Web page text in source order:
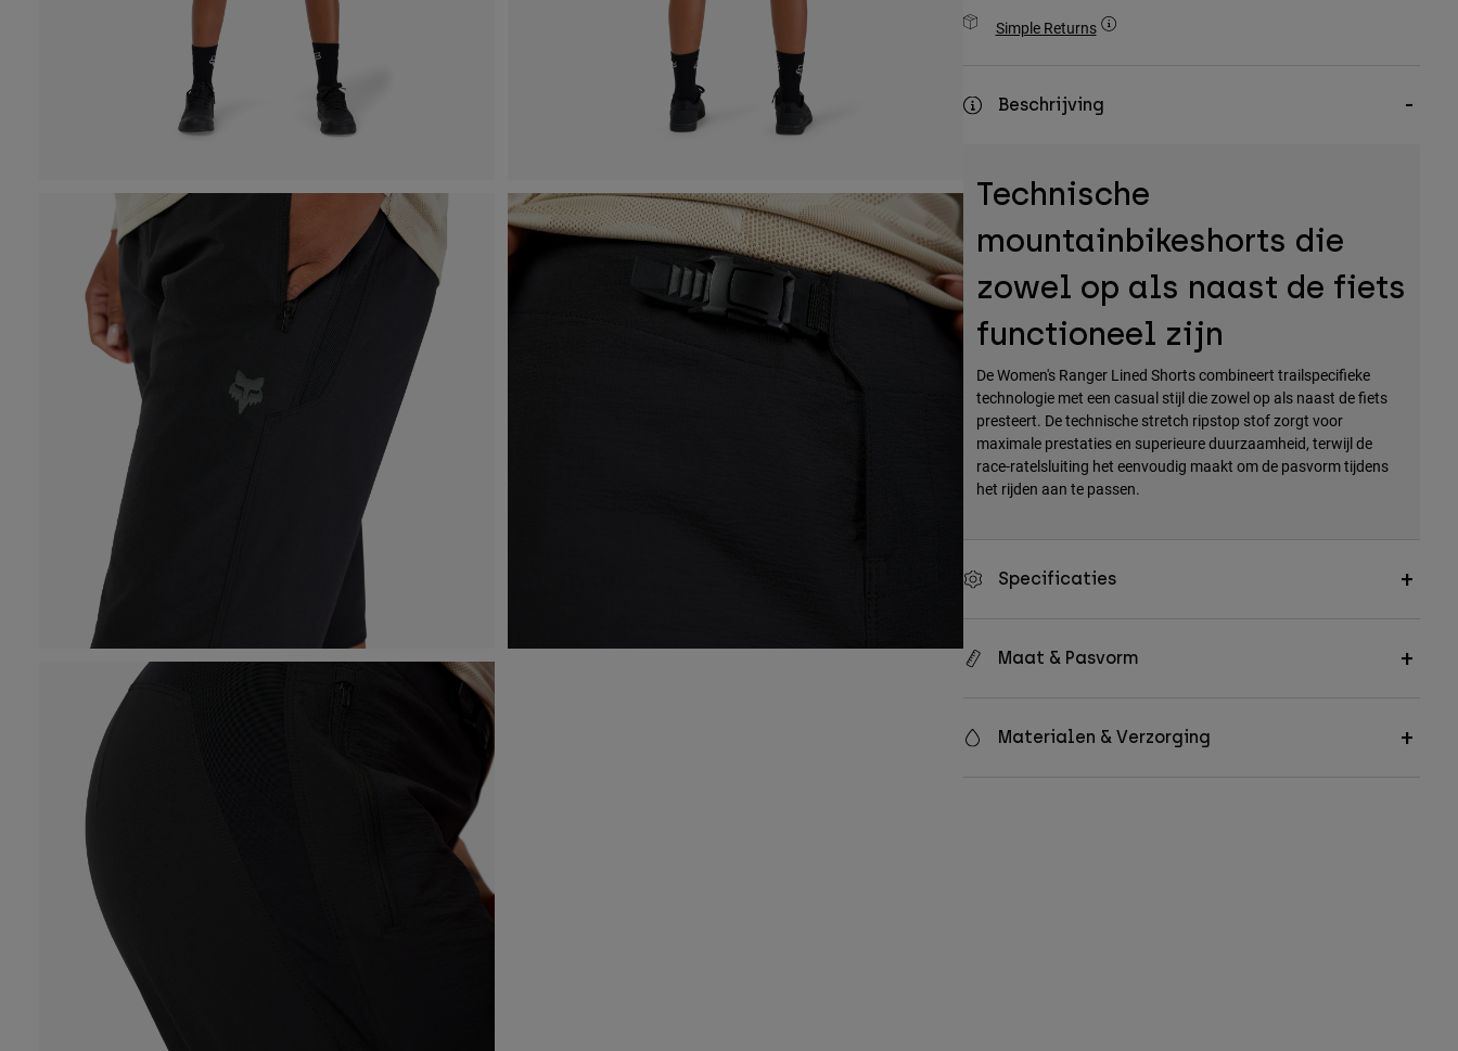
Simple Returns
Beschrijving
Technische
mountainbikeshorts die
zowel op als naast de fiets
functioneel zijn
De Women's Ranger Lined Shorts combineert trailspecifieke
technologie met een casual stijl die zowel op als naast de fiets
presteert. De technische stretch ripstop stof zorgt voor
maximale prestaties en superieure duurzaamheid, terwijl de
race-ratelsluiting het eenvoudig maakt om de pasvorm tijdens
het rijden aan te passen.
Specificaties
Maat & Pasvorm
Materialen & Verzorging